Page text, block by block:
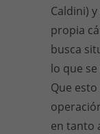
Caldini)
propia
busca
lo que
Que
en tanto